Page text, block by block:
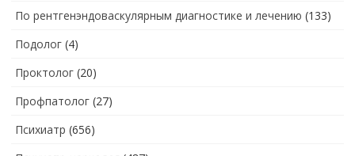
По рентгенэндоваскулярным диагностике и лечению (133)
Подолог (4)
Проктолог (20)
Профпатолог (27)
Психиатр (656)